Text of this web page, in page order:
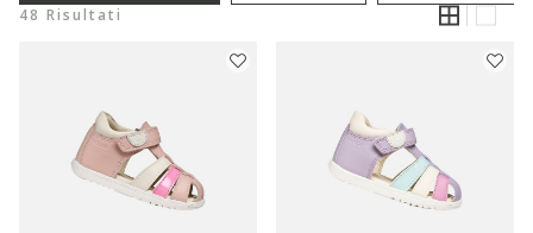
48 Risultati